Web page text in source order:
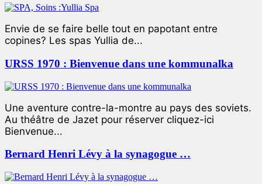
Envie de se faire belle tout en papotant entre
copines? Les spas Yullia de...
URSS 1970 : Bienvenue dans une kommunalka
Une aventure contre-la-montre au pays des soviets.
Au théâtre de Jazet pour réserver cliquez-ici
Bienvenue...
Bernard Henri Lévy à la synagogue …